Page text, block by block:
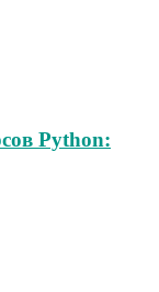
Python: